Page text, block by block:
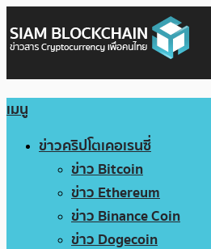
เมนู
ข่าวคริปโตเคอเรนซี่
ข่าว Bitcoin
ข่าว Ethereum
ข่าว Binance Coin
ข่าว Dogecoin